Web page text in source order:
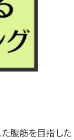
た腹筋を目指した